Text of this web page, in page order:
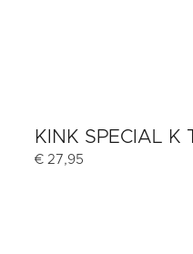
KINK SPECIAL K
€27,95